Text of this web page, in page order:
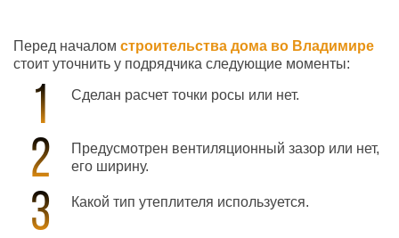
Перед началом строительства дома во Владимире
стоит уточнить у подрядчика следующие моменты:
Сделан расчет точки росы или нет.
Предусмотрен вентиляционный зазор или нет,
его ширину.
Какой тип утеплителя используется.